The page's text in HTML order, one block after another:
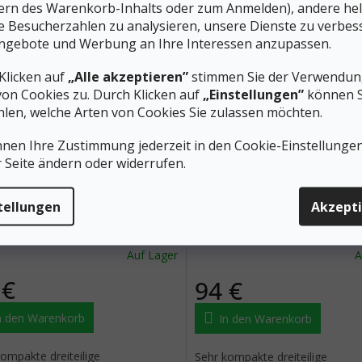
des Warenkorb-Inhalts oder zum Anmelden), andere
Besucherzahlen zu analysieren, unsere Dienste zu
und Werbung an Ihre Interessen anzupassen.
auf „Alle akzeptieren”stimmen Sie der
Cookies zu. Durch Klicken auf „Einstellungen” können
welche Arten von Cookies Sie zulassen möchten.
Ihre Zustimmung jederzeit in den Cookie-
Seite ändern oder widerrufen.
Produkte
99 €
–15 %
TOUR ALU
3 LIGHT ST SWING
Auf Lager
den Warenkorb
dreiteilige
TSL Trekkingstöcke TOUR
COMPACT 3 CROSS ST
94 €
In den Warenkorb
Sehr kompakte dreiteilige